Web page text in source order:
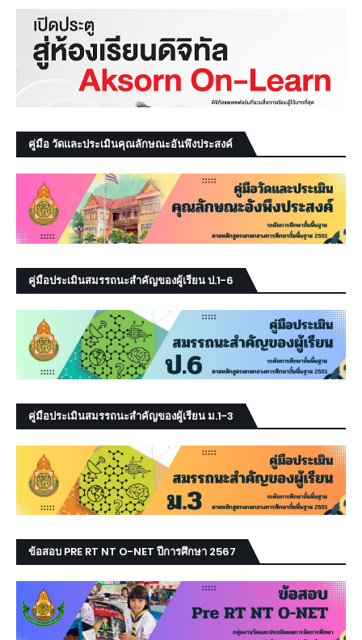
คู่มือ วัดและประเมินคุณลักษณะอันพึงประสงค์
คู่มือประเมินสมรรถนะสำคัญของผู้เรียน ป.1-6
คู่มือประเมินสมรรถนะสำคัญของผู้เรียน ม.1-3
ข้อสอบ PRE RT NT O-NET ปีการศึกษา 2567